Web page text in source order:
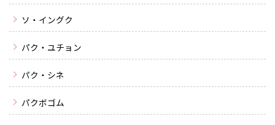
ソ・イングク
パク・ユチョン
パク・シネ
パクボゴム